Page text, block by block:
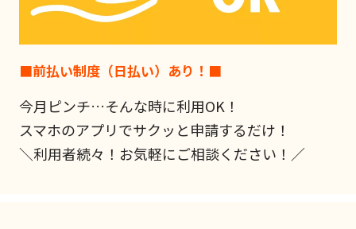
■前払い制度（日払い）あり！■
今月ピンチ…そんな時に利用OK！
スマホのアプリでサクッと申請するだけ！
＼利用者続々！お気軽にご相談ください！／